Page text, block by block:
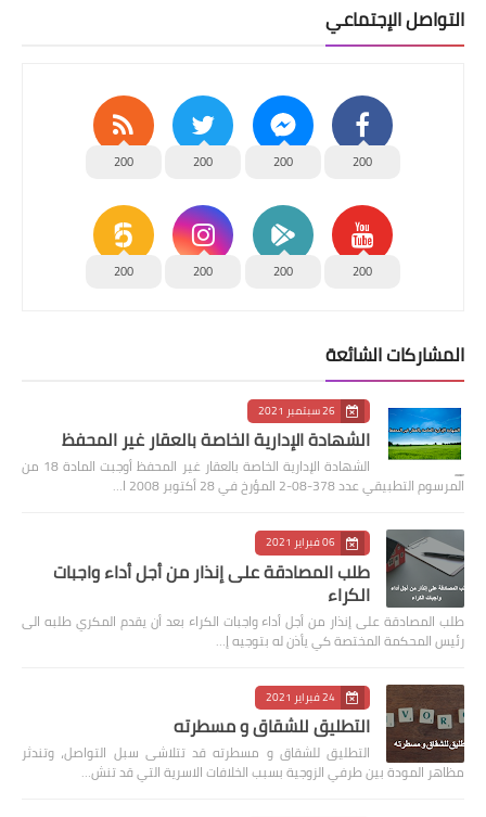
التواصل الإجتماعي
200
200
200
200
200
200
200
200
المشاركات الشائعة
26 سبتمبر 2021
الشهادة الإدارية الخاصة بالعقار غير المحفظ
الشهادة الإدارية الخاصة بالعقار غير المحفظ أوجبت المادة 18 من
المرسوم التطبيقي عدد 378-08-2 المؤرخ في 28 أكتوبر 2008 ا…
06 فبراير 2021
طلب المصادقة على إنذار من أجل أداء واجبات
الكراء
طلب المصادقة على إنذار من أجل أداء واجبات الكراء بعد أن يقدم المكري طلبه الى
رئيس المحكمة المختصة كي يأذن له بتوجيه إ…
24 فبراير 2021
التطليق للشقاق و مسطرته
التطليق للشقاق و مسطرته قد تتلاشى سبل التواصل، وتندثر
مظاهر المودة بين طرفي الزوجية بسبب الخلافات الاسرية التي قد تنش…